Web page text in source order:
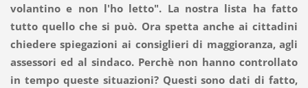
volantino e non l'ho letto". La nostra lista ha fatto
tutto quello che si può. Ora spetta anche ai cittadini
chiedere spiegazioni ai consiglieri di maggioranza, agli
assessori ed al sindaco. Perchè non hanno controllato
in tempo queste situazioni? Questi sono dati di fatto,